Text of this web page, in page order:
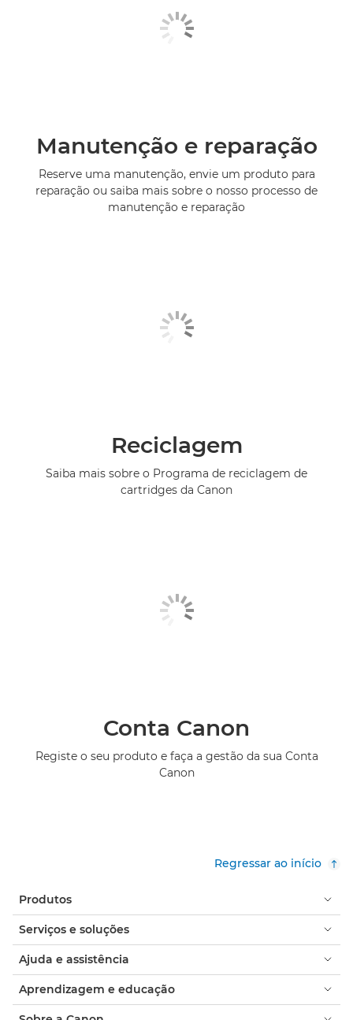
Manutenção e reparação
Reserve uma manutenção, envie um produto para
reparação ou saiba mais sobre o nosso processo de
manutenção e reparação
Reciclagem
Saiba mais sobre o Programa de reciclagem de
cartridges da Canon
Conta Canon
Registe o seu produto e faça a gestão da sua Conta
Canon
Regressar ao início
Produtos
Serviços e soluções
Ajuda e assistência
Aprendizagem e educação